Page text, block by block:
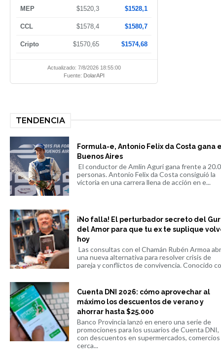
MEP $1520,3 $1528,1
CCL $1578,4 $1580,7
Cripto $1570,65 $1574,68
Actualizado: 7/8/2026 18:55:00
Fuente: DolarAPI
TENDENCIA
Formula-e, Antonio Felix da Costa gana
Buenos Aires
El conductor de Amlin Aguri gana frente a
personas. Antonio Felix da Costa consiguió la
victoria en una carrera llena de acción en e...
¡No falla! El perturbador secreto del
del Amor para que tu ex te suplique
hoy
Las consultas con el Chamán Rubén Armoa
una nueva alternativa para resolver crisis de
pareja y conflictos de convivencia. Conocido
Cuenta DNI 2026: cómo aprovechar al
máximo los descuentos de verano y
ahorrar hasta $25.000
Banco Provincia lanzó en enero una serie de
promociones para los usuarios de Cuenta DNI,
con descuentos en supermercados,
cerca...